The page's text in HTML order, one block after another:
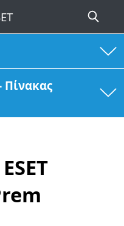
Πίνακας